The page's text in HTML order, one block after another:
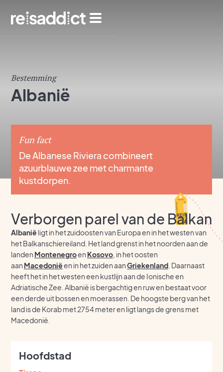
Bestemming
Albanië
Fun fact
De Albanese Riviera combineert
azuurblauwe zee met charmante
kustdorpen.
Verborgen parel van de Balkan
Albanië ligt in het zuidoosten van Europa en in het westen van
het Balkanschiereiland. Het land grenst in het noorden aan de
landen Montenegroen Kosovo , in het oosten
aan Macedoniëen in het zuiden aanGriekenland . Daarnaast
heeft het in het westen een kustlijn aan de Ionische en
Adriatische Zee. Albanië is bergachtig en ruw en bestaat voor
een derde uit bossen en moerassen. De hoogste berg van het
land is de Korab met 2754 meter en ligt langs de grens met
Macedonië.
Hoofdstad